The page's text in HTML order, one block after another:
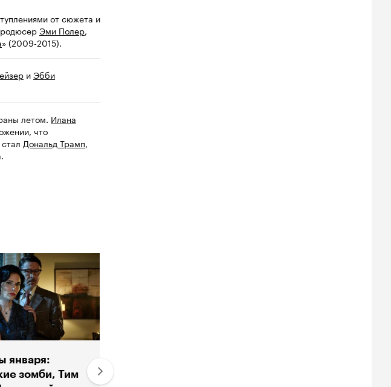
от сюжета и
Эми Полер,
» (2009-2015).
иЭбби
летом. Илана
что
Дональд Трамп,
января:
зомби, Тим